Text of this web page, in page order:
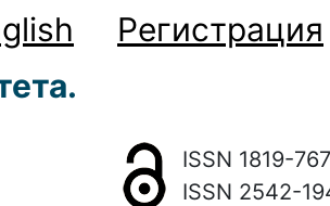
Регистрация
ISSN 1819-
ISSN 2542-